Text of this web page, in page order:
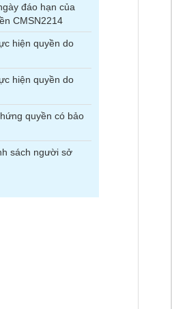
đáo hạn của
CMSN2214
hiện quyền do
hiện quyền do
quyền có bảo
sách người sở